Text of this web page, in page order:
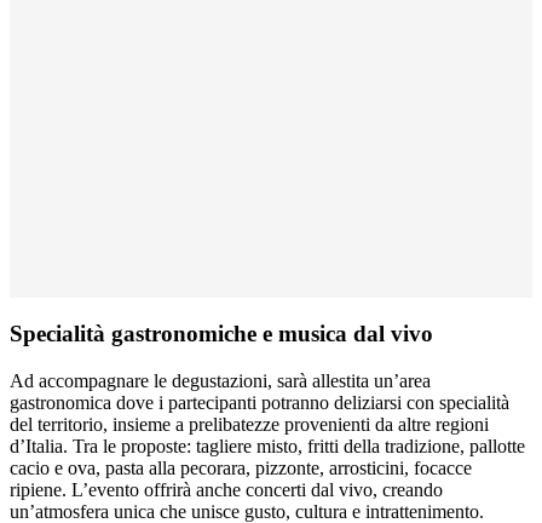
Specialità gastronomiche e musica dal vivo
Ad accompagnare le degustazioni, sarà allestita un’area
gastronomica dove i partecipanti potranno deliziarsi con specialità
del territorio, insieme a prelibatezze provenienti da altre regioni
d’Italia. Tra le proposte: tagliere misto, fritti della tradizione, pallotte
cacio e ova, pasta alla pecorara, pizzonte, arrosticini, focacce
ripiene. L’evento offrirà anche concerti dal vivo, creando
un’atmosfera unica che unisce gusto, cultura e intrattenimento.